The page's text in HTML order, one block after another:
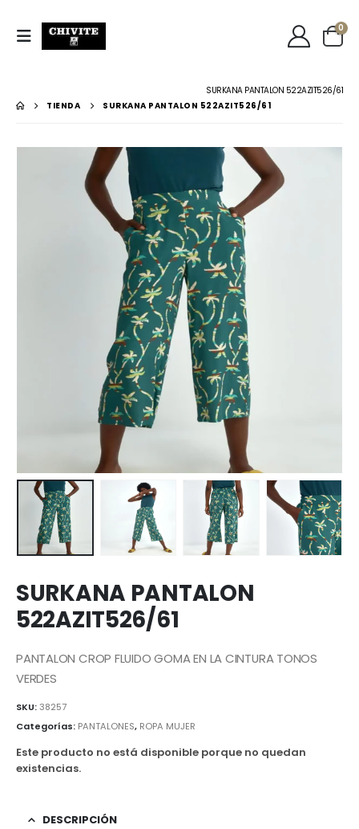
0
SURKANA PANTALON 522AZIT526/61
TIENDA
SURKANA PANTALON 522AZIT526/61
SURKANA PANTALON
522AZIT526/61
PANTALON CROP FLUIDO GOMA EN LA CINTURA TONOS
VERDES
SKU:38257
Categorías: PANTALONES, ROPA MUJER
Este producto no está disponible porque no quedan
existencias.
DESCRIPCIÓN